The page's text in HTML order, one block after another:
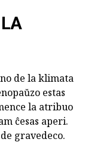
de la klimata
estas
la atribuo
ĉesas aperi.
gravedeco.